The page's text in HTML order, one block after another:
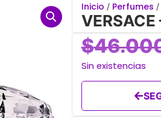
Inicio / Perfumes /
$
Sin existencias